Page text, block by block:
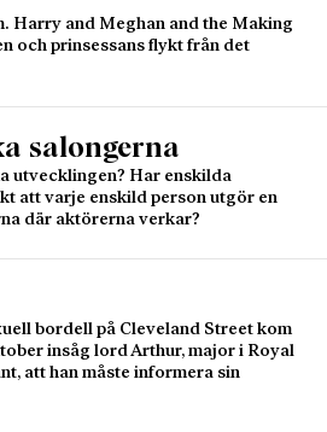
Harry and Meghan and the Making
och prinsessans flykt från det
salongerna
utvecklingen? Har enskilda
att varje enskild person utgör en
där aktörerna verkar?
bordell på Cleveland Street kom
insåg lord Arthur, major i Royal
att han måste informera sin